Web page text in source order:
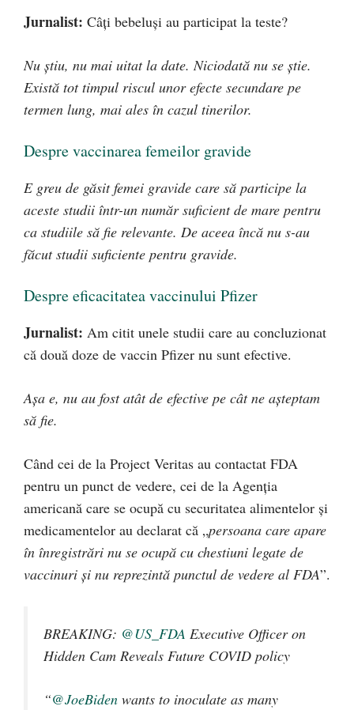
Jurnalist: Câți bebeluși au participat la teste?
Nu știu, nu mai uitat la date. Niciodată nu se știe.
Există tot timpul riscul unor efecte secundare pe
termen lung, mai ales în cazul tinerilor.
Despre vaccinarea femeilor gravide
E greu de găsit femei gravide care să participe la
aceste studii într-un număr suficient de mare pentru
ca studiile să fie relevante. De aceea încă nu s-au
făcut studii suficiente pentru gravide.
Despre eficacitatea vaccinului Pfizer
Jurnalist: Am citit unele studii care au concluzionat
că două doze de vaccin Pfizer nu sunt efective.
Așa e, nu au fost atât de efective pe cât ne așteptam
să fie.
Când cei de la Project Veritas au contactat FDA
pentru un punct de vedere, cei de la Agenția
americană care se ocupă cu securitatea alimentelor și
medicamentelor au declarat că „persoana care apare
în înregistrări nu se ocupă cu chestiuni legate de
vaccinuri și nu reprezintă punctul de vedere al FDA”.
BREAKING: @US_FDA Executive Officer on
Hidden Cam Reveals Future COVID policy
“@JoeBiden wants to inoculate as many